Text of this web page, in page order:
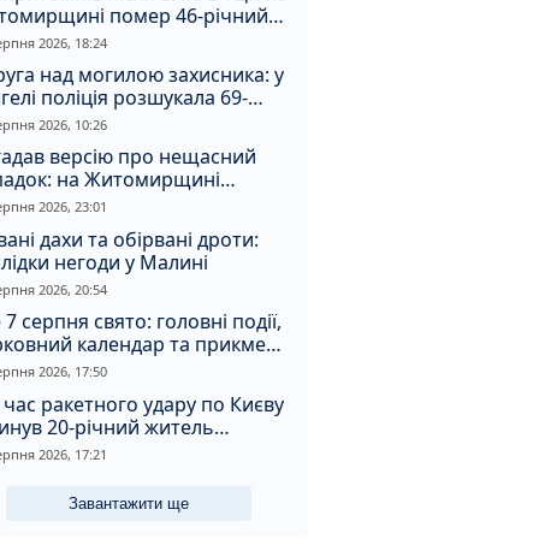
помер 46-річний
2026, 18:24
над могилою захисника: у
поліція розшукала 69-
зловмисника
2026, 10:26
версію про нещасний
на Житомирщині
чоловіка за вбивство
2026, 23:01
дахи та обірвані дроти:
негоди у Малині
2026, 20:54
серпня свято: головні події,
календар та прикмети
2026, 17:50
час ракетного удару по Києву
20-річний житель
2026, 17:21
Завантажити ще